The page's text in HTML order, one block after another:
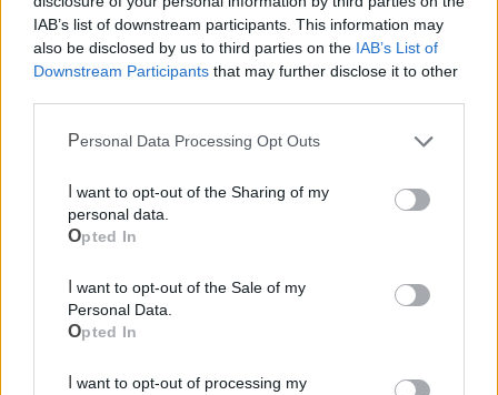
IAB’s list of downstream participants. This information may
also be disclosed by us to third parties on the IAB’s List of
Downstream Participants that may further disclose it to other
Personal Data Processing Opt Outs
personal data.
Opted In
Personal Data.
Opted In
comproprietaria al 50% della diga di San Giuliano.
Tuttavia, a causa di comportamenti scellerati dell’ex
consorzio di bonifica «Stornara e Tara» di Taranto, che per
anni non ha onorato gli impegni economici per la gestione,
Puglia, senza alcun criterio, soprattutto durante la stagione
estiva».
l’urgenza di «ristabilire le regole e i periodi di utilizzo della
stessa in virtù del 50% di comproprietà», ma soprattutto
esclusivamente da decisioni altrui e investa in infrastrutture